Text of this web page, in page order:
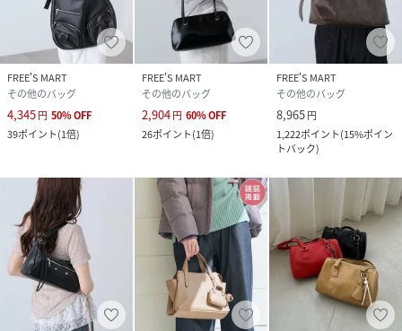
FREE'S MART
その他のバッグ
4,345円 50%OFF
39ポイント(1倍)
FREE'S MART
その他のバッグ
2,904円 60%OFF
26ポイント(1倍)
FREE'S MART
その他のバッグ
8,965円
1,222ポイント(15%ポイン
トバック)